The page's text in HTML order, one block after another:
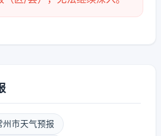
州市天气预报